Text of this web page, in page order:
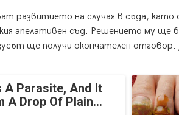
развитието на случая в съда,
апелативен съд. Решението му ще
ще получи окончателен
A Parasite, And It
A Drop Of Plain...